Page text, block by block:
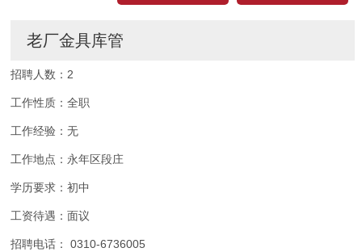
老厂金具库管
招聘人数：2
工作性质：全职
工作经验：无
工作地点： 永年区段庄
学历要求：初中
工资待遇：面议
招聘电话： 0310-6736005